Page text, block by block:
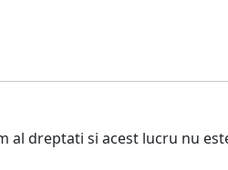
al dreptati si acest lucru nu